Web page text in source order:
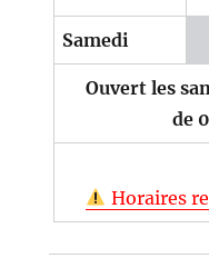
Samedi
Ouvert les
de
Horaires